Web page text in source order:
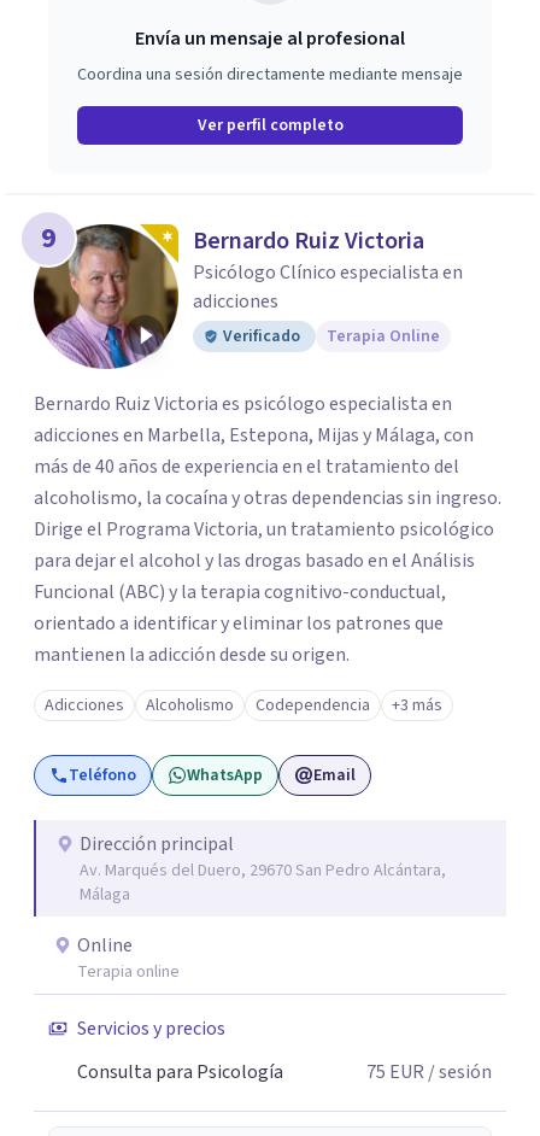
Envía un mensaje al profesional
Coordina una sesión directamente mediante mensaje
Ver perfil completo
9 Bernardo Ruiz Victoria
Psicólogo Clínico especialista en
adicciones
Verificado Terapia Online
Bernardo Ruiz Victoria es psicólogo especialista en
adicciones en Marbella, Estepona, Mijas y Málaga, con
más de 40 años de experiencia en el tratamiento del
alcoholismo, la cocaína y otras dependencias sin ingreso.
Dirige el Programa Victoria, un tratamiento psicológico
para dejar el alcohol y las drogas basado en el Análisis
Funcional (ABC) y la terapia cognitivo-conductual,
orientado a identificar y eliminar los patrones que
mantienen la adicción desde su origen.
Adicciones Alcoholismo Codependencia +3 más
Teléfono WhatsApp Email
Dirección principal
Av. Marqués del Duero, 29670 San Pedro Alcántara,
Málaga
Online
Terapia online
Servicios y precios
Consulta para Psicología
75 EUR / sesión